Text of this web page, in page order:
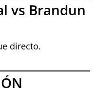
vs Brandun
directo.